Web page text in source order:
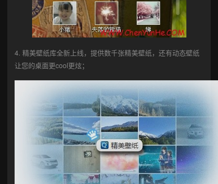
4. 精美壁纸库全新上线，提供数千张精美壁纸，还有动态壁纸
让您的桌面更cool更炫；